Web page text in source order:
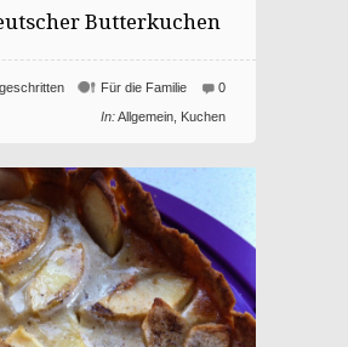
Butterkuchen
0
Für die Familie
In: Allgemein, Kuchen